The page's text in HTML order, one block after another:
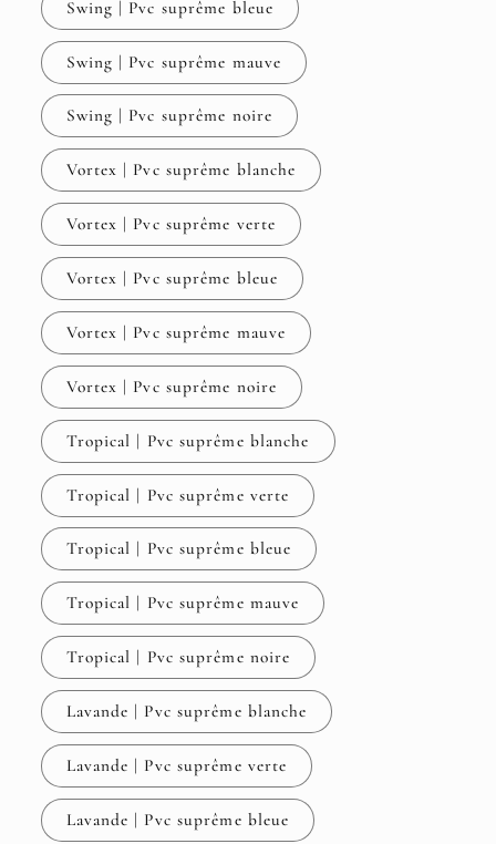
Swing | Pvc suprême bleue
Swing | Pvc suprême mauve
Swing | Pvc suprême noire
Vortex | Pvc suprême blanche
Vortex | Pvc suprême verte
Vortex | Pvc suprême bleue
Vortex | Pvc suprême mauve
Vortex | Pvc suprême noire
Tropical | Pvc suprême blanche
Tropical | Pvc suprême verte
Tropical | Pvc suprême bleue
Tropical | Pvc suprême mauve
Tropical | Pvc suprême noire
Lavande | Pvc suprême blanche
Lavande | Pvc suprême verte
Lavande | Pvc suprême bleue